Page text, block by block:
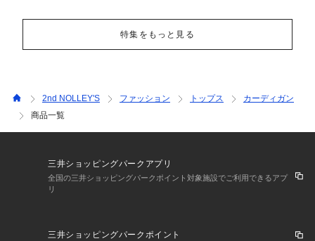
特集をもっと見る
2nd NOLLEY'S ファッション トップス
カーディガン
商品一覧
三井ショッピングパークアプリ
全国の三井ショッピングパークポイント対象施設でご利用できるアプ
リ
三井ショッピングパークポイント